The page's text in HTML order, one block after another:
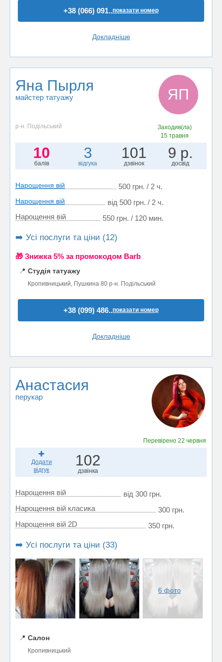
+38 (066) 091..показати номер
Докладніше
Яна Пырля
майстер татуажу ЯП
р-н. Подільський
Заходив(ла)
15 травня
10
балів
3
відгука
101
дзвінок
9 р.
досвід
Нарощення вій 500 грн. / 2 ч.
Нарощення вій
від 500 грн. / 2 ч.
Нарощення вій
550 грн. / 120 мин.
➡️ Усі послуги та ціни (12)
🎁 Знижка 5% за промокодом Barb
📍 Студія татуажу
Кропивницький, Пушкина 80 р-н. Подільський
+38 (099) 486..показати номер
Докладніше
Анастасия
перукар
Перевірено22 червня
Додати
відгук
102
дзвінка
Нарощення вій
від 300 грн.
Нарощення вій класика
300 грн.
Нарощення вій 2D
350 грн.
➡️ Усі послуги та ціни (33)
6 фото
📍 Салон
Кропивницький